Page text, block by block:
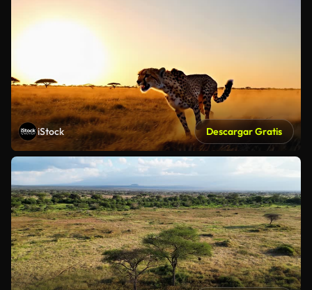
iStock Descargar Gratis